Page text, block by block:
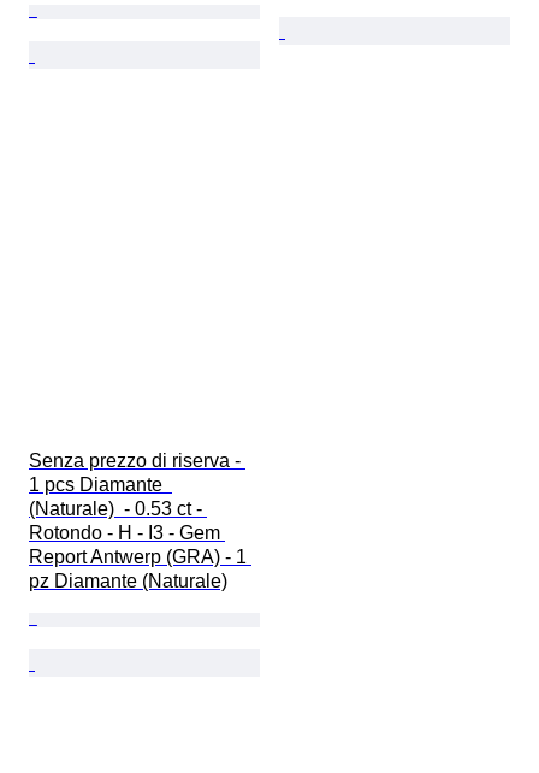
Senza prezzo di riserva -
1 pcs Diamante
(Naturale)  - 0.53 ct -
Rotondo - H - I3 - Gem
Report Antwerp (GRA) - 1
pz Diamante (Naturale)